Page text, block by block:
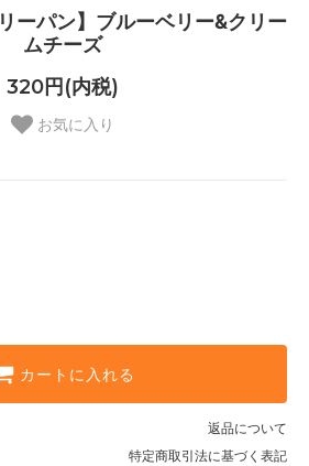
ーパン】ブルーベリー&クリー
ムチーズ
320円(内税)
お気に入り
カートに入れる
返品について
特定商取引法に基づく表記